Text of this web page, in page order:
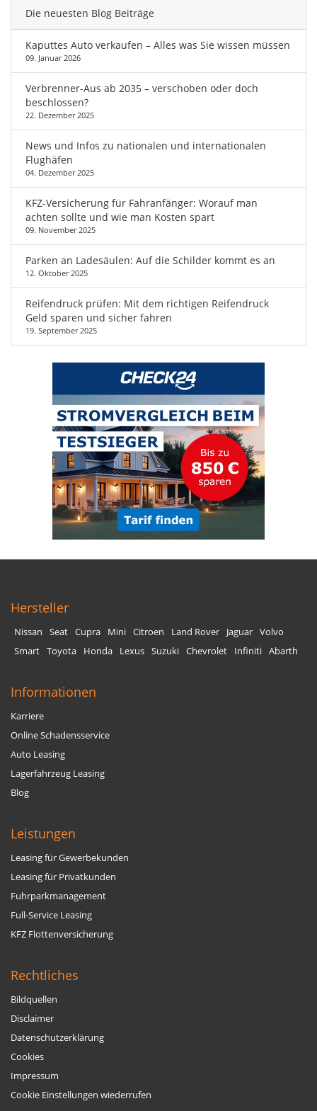
Die neuesten Blog Beiträge
Kaputtes Auto verkaufen – Alles was Sie wissen müssen
09. Januar 2026
Verbrenner-Aus ab 2035 – verschoben oder doch
beschlossen?
22. Dezember 2025
News und Infos zu nationalen und internationalen
Flughäfen
04. Dezember 2025
KFZ-Versicherung für Fahranfänger: Worauf man
achten sollte und wie man Kosten spart
09. November 2025
Parken an Ladesäulen: Auf die Schilder kommt es an
12. Oktober 2025
Reifendruck prüfen: Mit dem richtigen Reifendruck
Geld sparen und sicher fahren
19. September 2025
Hersteller
Nissan Seat Cupra Mini Citroen Land Rover Jaguar Volvo
Smart Toyota Honda Lexus Suzuki Chevrolet Infiniti Abarth
Informationen
Karriere
Online Schadensservice
Auto Leasing
Lagerfahrzeug Leasing
Blog
Leistungen
Leasing für Gewerbekunden
Leasing für Privatkunden
Fuhrparkmanagement
Full-Service Leasing
KFZ Flottenversicherung
Rechtliches
Bildquellen
Disclaimer
Datenschutzerklärung
Cookies
Impressum
Cookie Einstellungen wiederrufen